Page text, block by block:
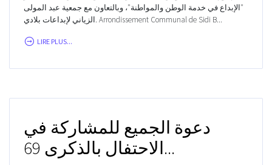
"الإبداع في خدمة الوطن والمواطنة"، وبالتعاون مع جمعية عبد المولى
الزياني لإبداعات بلادي. Arrondissement Communal de Sidi B...
LIRE PLUS...
دعوة الجميع للمشاركة في
الاحتفال بالذكرى 69...